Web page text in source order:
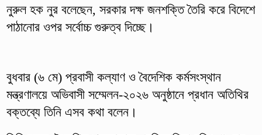
নুরুল হক নুর বলেছেন, সরকার দক্ষ জনশক্তি তৈরি করে বিদেশে
পাঠানোর ওপর সর্বোচ্চ গুরুত্ব দিচ্ছে।
বুধবার (৬ মে) প্রবাসী কল্যাণ ও বৈদেশিক কর্মসংস্থান
মন্ত্রণালয়ে অভিবাসী সম্মেলন-২০২৬ অনুষ্ঠানে প্রধান অতিথির
বক্তব্যে তিনি এসব কথা বলেন।